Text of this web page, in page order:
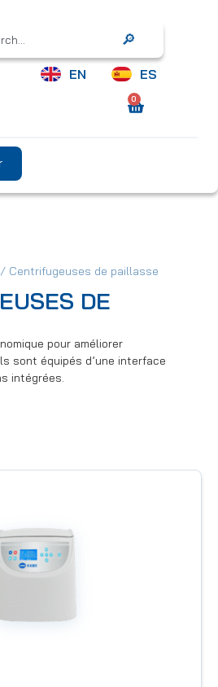
Search
EN ES
0
/ Centrifugeuses de paillasse
DE
pour améliorer
sont équipés d’une interface
intégrées.